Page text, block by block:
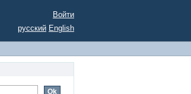
Войти
русский English